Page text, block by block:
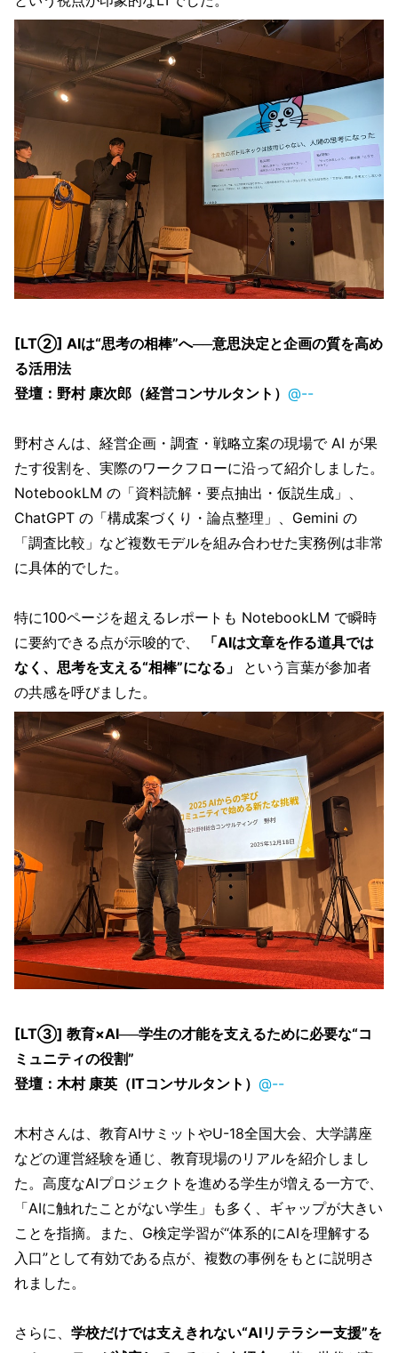
[LT②] AIは“思考の相棒”へ──意思決定と企画の質を高め
る活用法
登壇：野村 康次郎（経営コンサルタント） @--
野村さんは、経営企画・調査・戦略立案の現場で AI が果
たす役割を、実際のワークフローに沿って紹介しました。
NotebookLM の「資料読解・要点抽出・仮説生成」、
ChatGPT の「構成案づくり・論点整理」、Gemini の
「調査比較」など複数モデルを組み合わせた実務例は非常
に具体的でした。
特に100ページを超えるレポートも NotebookLM で瞬時
に要約できる点が示唆的で、
「AIは文章を作る道具では
なく、思考を支える“相棒”になる」 という言葉が参加者
の共感を呼びました。
[LT③] 教育×AI──学生の才能を支えるために必要な“コ
ミュニティの役割”
登壇：木村 康英（ITコンサルタント） @--
木村さんは、教育AIサミットやU-18全国大会、大学講座
などの運営経験を通じ、教育現場のリアルを紹介しまし
た。高度なAIプロジェクトを進める学生が増える一方で、
「AIに触れたことがない学生」も多く、ギャップが大きい
ことを指摘。また、G検定学習が“体系的にAIを理解する
入口”として有効である点が、複数の事例をもとに説明さ
れました。
さらに、 学校だけでは支えきれない“AIリテラシー支援”を